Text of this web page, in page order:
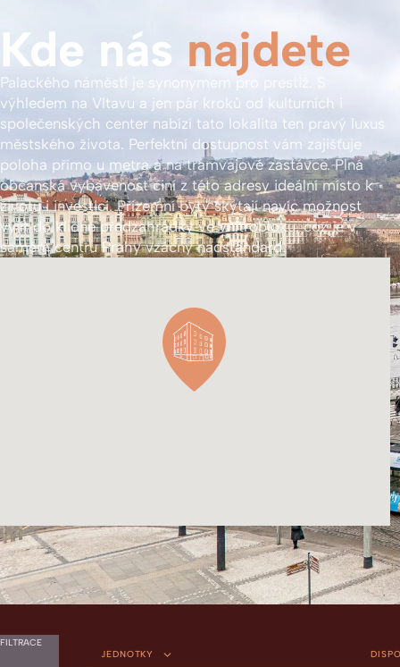
Kde nás najdete
Palackého náměstí je synonymem pro prestiž. S
výhledem na Vltavu a jen pár kroků od kulturních i
společenských center nabízí tato lokalita ten pravý luxus
městského života. Perfektní dostupnost vám zajišťuje
poloha přímo u metra a na tramvajové zastávce. Plná
občanská vybavenost činí z této adresy ideální místo k
životu i investici. Přízemní byty skýtají navíc možnost
vyjít do klidné předzahrádky ve vnitrobloku, což je v
samém centru Prahy vzácný nadstandard.
Vyberte si
FILTRACE
JEDNOTKY